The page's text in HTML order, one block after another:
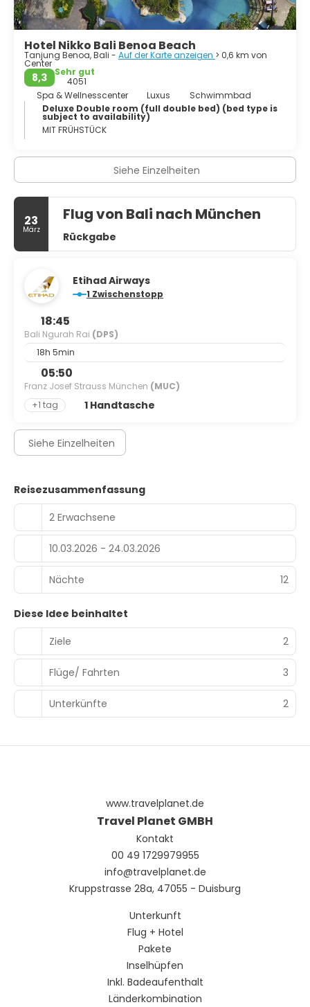
Reisezeit gelten die Monate April bis November.
Hotel Nikko Bali Benoa Beach
Tanjung Benoa, Bali - Auf der Karte anzeigen > 0,6 km von
Center
8,3
Sehr gut
4051
Spa & Wellnesscenter
Luxus
Schwimmbad
Deluxe Double room (full double bed) (bed type is
subject to availability)
MIT FRÜHSTÜCK
Siehe Einzelheiten
23
März
Flug von Bali nach München
Rückgabe
Etihad Airways
1 Zwischenstopp
18:45
Bali Ngurah Rai (DPS)
18h 5min
05:50
Franz Josef Strauss München (MUC)
+1 tag
1 Handtasche
Siehe Einzelheiten
Reisezusammenfassung
2 Erwachsene
10.03.2026 - 24.03.2026
Nächte 12
Diese Idee beinhaltet
Ziele
2
Flüge/ Fahrten 3
Unterkünfte 2
www.travelplanet.de
Travel Planet GMBH
Kontakt
00 49 1729979955
info@travelplanet.de
Kruppstrasse 28a, 47055 - Duisburg
Unterkunft
Flug + Hotel
Pakete
Inselhüpfen
Inkl. Badeaufenthalt
Länderkombination